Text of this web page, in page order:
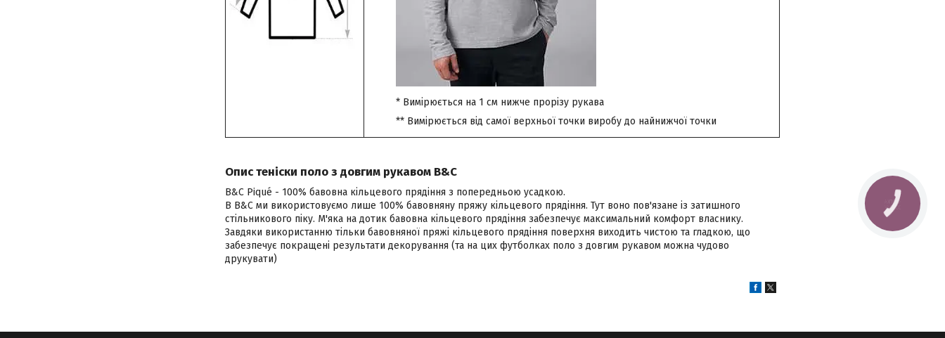
* Вимірюється на 1 см нижче прорізу рукава
** Вимірюється від самої верхньої точки виробу до найнижчої точки
Опис теніски поло з довгим рукавом B&C
B&C Piqué - 100% бавовна кільцевого прядіння з попередньою усадкою.
В B&C ми використовуємо лише 100% бавовняну пряжу кільцевого прядіння. Тут воно пов'язане із затишного
стільникового піку. М'яка на дотик бавовна кільцевого прядіння забезпечує максимальний комфорт власнику.
Завдяки використанню тільки бавовняної пряжі кільцевого прядіння поверхня виходить чистою та гладкою, що
забезпечує покращені результати декорування (та на цих футболках поло з довгим рукавом можна чудово
друкувати)
КНОПКА
ЗВ'ЯЗКУ